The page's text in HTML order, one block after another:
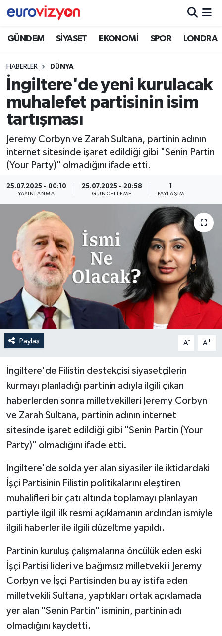
GÜNDEM SİYASET EKONOMİ SPOR LONDRA
HABERLER DÜNYA
İngiltere'de yeni kurulacak
muhalefet partisinin isim
tartışması
Jeremy Corbyn ve Zarah Sultana, partinin adının
internet sitesinde işaret edildiği gibi "Senin Partin
(Your Party)" olmadığını ifade etti.
25.07.2025 - 00:10
YAYINLANMA
25.07.2025 - 20:58
GÜNCELLEME
1
PAYLAŞIM
Paylaş A- A+
İngiltere'de Filistin destekçisi siyasetçilerin
kurmayı planladığı partinin adıyla ilgili çıkan
haberlerden sonra milletvekilleri Jeremy Corbyn
ve Zarah Sultana, partinin adının internet
sitesinde işaret edildiği gibi "Senin Partin (Your
Party)" olmadığını ifade etti.
İngiltere'de solda yer alan siyasiler ile iktidardaki
İşçi Partisinin Filistin politikalarını eleştiren
muhalifleri bir çatı altında toplamayı planlayan
partiyle ilgili ilk resmi açıklamanın ardından ismiyle
ilgili haberler ile ilgili düzeltme yapıldı.
Partinin kuruluş çalışmalarına öncülük eden eski
İşçi Partisi lideri ve bağımsız milletvekili Jeremy
Corbyn ve İşçi Partisinden bu ay istifa eden
milletvekili Sultana, yaptıkları ortak açıklamada
yer alan "Senin Partin" isminin, partinin adı
olmadığını kaydetti.